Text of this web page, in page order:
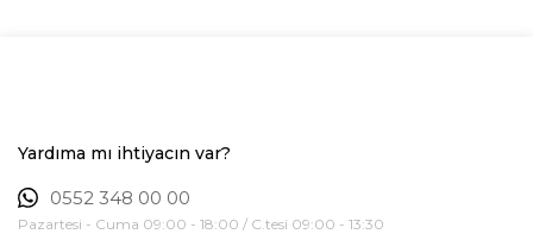
Yardıma mı ihtiyacın var?
0552 348 00 00
Pazartesi - Cuma 09:00 - 18:00 / C.tesi 09:00 - 13:30